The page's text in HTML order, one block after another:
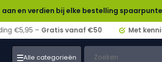
verdien bij elke bestelling spaarpunten -
€5,95 – Gratis vanaf €50 Met kennis
Alle categorieën